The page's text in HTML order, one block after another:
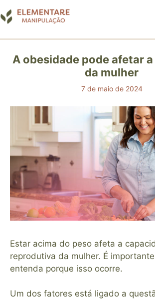
para
conteúdo
A obesidade pode afetar
da mulher
7 de maio de 2024
Estar acima do peso afeta a
reprodutiva da mulher. É
entenda porque isso ocorre.
Um dos fatores está ligado a